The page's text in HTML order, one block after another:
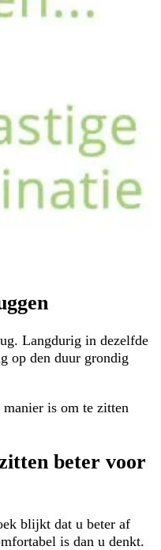
Langdurig in dezelfde
op den duur grondig
is om te zitten
beter voor
blijkt dat u beter af
is dan u denkt.